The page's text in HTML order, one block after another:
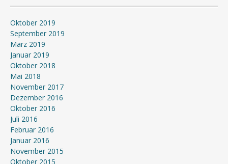
Oktober 2019
September 2019
März 2019
Januar 2019
Oktober 2018
Mai 2018
November 2017
Dezember 2016
Oktober 2016
Juli 2016
Februar 2016
Januar 2016
November 2015
Oktober 2015